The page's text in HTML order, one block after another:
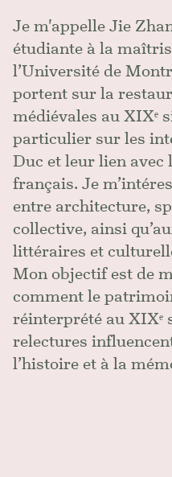
Je m'appelle Jie
étudiante à la
l’Université de
portent sur la
médiévales au XIXᵉ
particulier sur les
Duc et leur lien avec
français. Je
entre architecture,
collective, ainsi
littéraires et
Mon objectif est de
comment le
réinterprété au XIXᵉ
relectures
l’histoire et à la